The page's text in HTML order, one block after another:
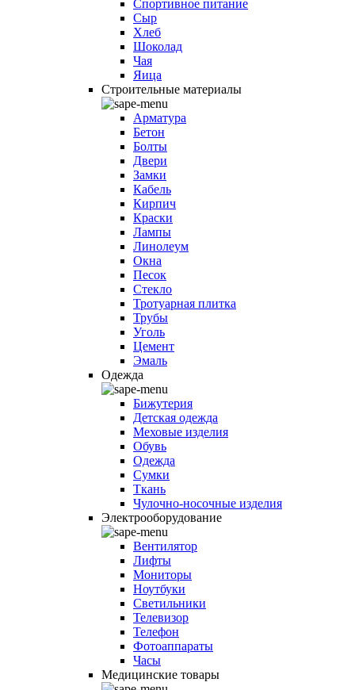
Спортивное питание
Сыр
Хлеб
Шоколад
Чая
Яица
Строительные материалы
Арматура
Бетон
Болты
Двери
Замки
Кабель
Кирпич
Краски
Лампы
Линолеум
Окна
Песок
Стекло
Тротуарная плитка
Трубы
Уголь
Цемент
Эмаль
Одежда
Бижутерия
Детская одежда
Меховые изделия
Обувь
Одежда
Сумки
Ткань
Чулочно-носочные изделия
Электрооборудование
Вентилятор
Лифты
Мониторы
Ноутбуки
Светильники
Телевизор
Телефон
Фотоаппараты
Часы
Медицинские товары